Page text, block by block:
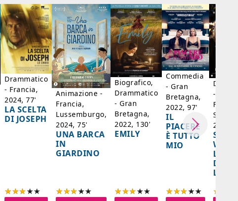
Drammatico
- Francia,
2024, 77'
LA SCELTA
DI JOSEPH
Animazione -
Francia,
Lussemburgo,
2024, 75'
UNA BARCA
IN
GIARDINO
Biografico,
Drammatico
- Gran
Bretagna,
2022, 130'
EMILY
Commedia
- Gran
Bretagna,
2022, 97'
IL
PIACERE
È TUTTO
MIO
-
Francia,
2024,
SPIRIT
LA
DELLE